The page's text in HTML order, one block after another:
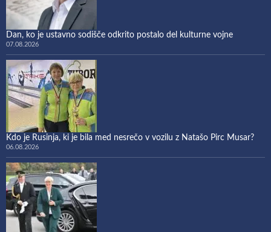
Dan, ko je ustavno sodišče odkrito postalo del kulturne vojne
07.08.2026
Kdo je Rusinja, ki je bila med nesrečo v vozilu z Natašo Pirc Musar?
06.08.2026